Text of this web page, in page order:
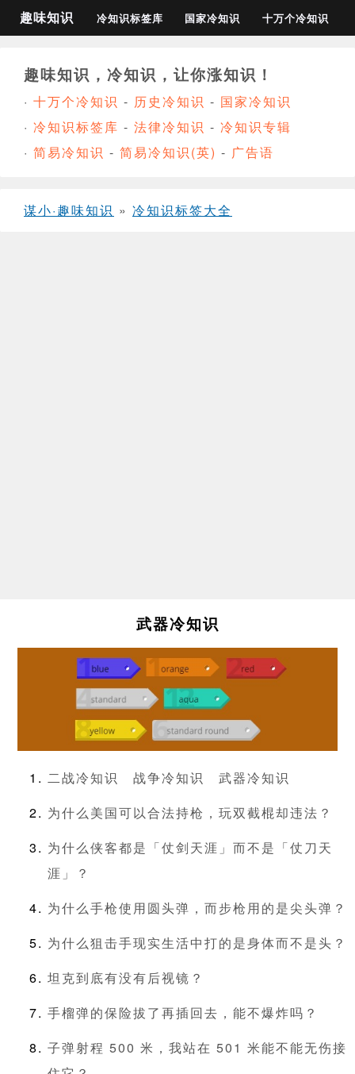
趣味知识 冷知识标签库 国家冷知识 十万个冷知识
趣味知识，冷知识，让你涨知识！
· 十万个冷知识 - 历史冷知识 - 国家冷知识
· 冷知识标签库 - 法律冷知识 - 冷知识专辑
· 简易冷知识 - 简易冷知识(英) - 广告语
谋小·趣味知识 » 冷知识标签大全
武器冷知识
二战冷知识 战争冷知识
武器冷知识
为什么美国可以合法持枪，玩双截棍却违法？
为什么侠客都是「仗剑天涯」而不是「仗刀天
涯」？
为什么手枪使用圆头弹，而步枪用的是尖头弹？
为什么狙击手现实生活中打的是身体而不是头？
坦克到底有没有后视镜？
手榴弹的保险拔了再插回去，能不爆炸吗？
子弹射程 500 米，我站在 501 米能不能无伤接